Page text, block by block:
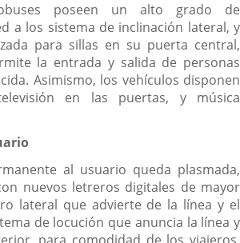
poseen un alto grado de
a los sistema de inclinación lateral, y
para sillas en su puerta central,
la entrada y salida de personas
Asimismo, los vehículos disponen
en las puertas, y música
al usuario queda plasmada,
nuevos letreros digitales de mayor
lateral que advierte de la línea y el
de locución que anuncia la línea y